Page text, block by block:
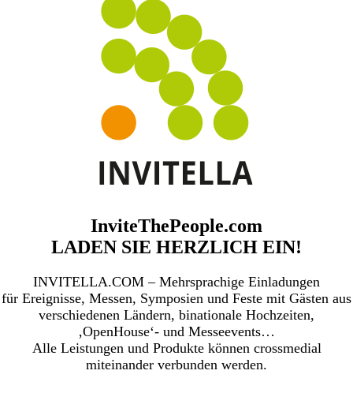
InviteThePeople.com
LADEN SIE HERZLICH EIN!
INVITELLA.COM – Mehrsprachige Einladungen
für Ereignisse, Messen, Symposien und Feste mit Gästen aus
verschiedenen Ländern, binationale Hochzeiten,
‚OpenHouse‘- und Messeevents…
Alle Leistungen und Produkte können crossmedial
miteinander verbunden werden.